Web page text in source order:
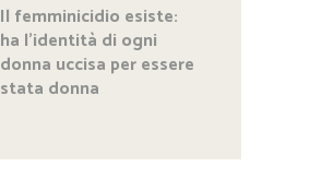
Il femminicidio esiste:
ha l’identità di ogni
donna uccisa per essere
stata donna